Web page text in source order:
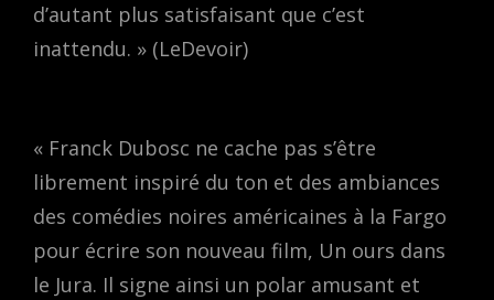
d’autant plus satisfaisant que c’est
inattendu. » (LeDevoir)
« Franck Dubosc ne cache pas s’être
librement inspiré du ton et des ambiances
des comédies noires américaines à la Fargo
pour écrire son nouveau film, Un ours dans
le Jura. Il signe ainsi un polar amusant et